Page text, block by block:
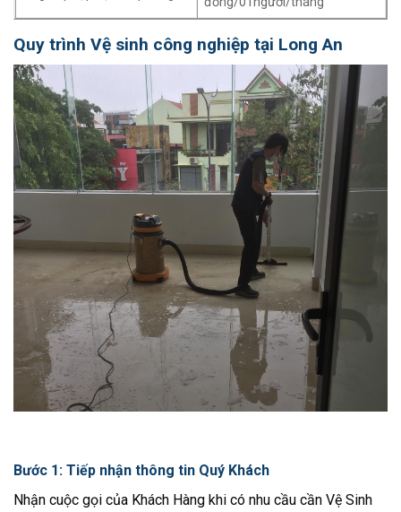
Quy trình Vệ sinh công nghiệp tại Long An
Bước 1: Tiếp nhận thông tin Quý Khách
Nhận cuộc gọi của Khách Hàng khi có nhu cầu cần Vệ Sinh